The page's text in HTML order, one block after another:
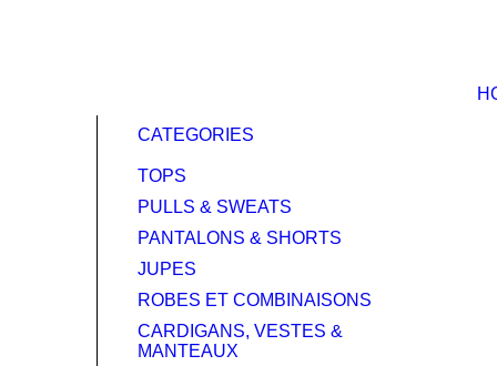
CATEGORIES
TOPS
PULLS & SWEATS
PANTALONS & SHORTS
JUPES
ROBES ET COMBINAISONS
CARDIGANS, VESTES &
MANTEAUX